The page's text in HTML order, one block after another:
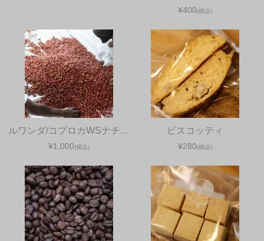
¥400(税込)
ルワンダ/コプロカWSナチ…
¥1,000(税込)
ビスコッティ
¥280(税込)